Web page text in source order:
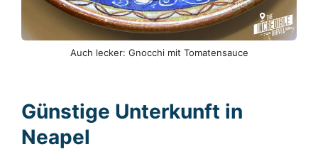
Auch lecker: Gnocchi mit Tomatensauce
Günstige Unterkunft in
Neapel